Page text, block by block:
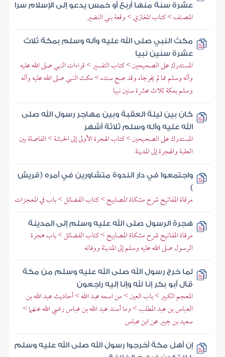
عشرة سنة منها أربع أو خمس يدعو إلى الإسلام سرا
المصنف > كتاب المغازي > وقعة بني النضير
مكث النبي صلى الله عليه وآله وسلم بمكة ثلاث
عشرة سنين نبيا
المستدرك على الصحيحين > كتاب التفسير > قراءات النبي صلى الله عليه
وآله وسلم مما لم يخرجاه وقد صح سنده > مكث النبي صلى الله عليه وآله
وسلم بمكة ثلاث عشرة سنين نبيا
كان بين ليلة العقبة وبين مهاجر رسول الله صلى
الله عليه وآله وسلم ثلاثة أشهر
المستدرك على الصحيحين > كتاب الهجرة الأولى إلى الحبشة > الفاصلة بين
العقبة والهجرة إلى المدينة
واجتمعوا في دار الندوة متشاورين في أمره (قريش
)
مرقاة المفاتيح شرح مشكاة المصابيح > كتاب الفضائل > باب في المعجزات
هجرة الرسول صلى الله عليه وسلم إلى المدينة
مرقاة المفاتيح شرح مشكاة المصابيح > كتاب الفضائل > باب هجرة
الرسول صلى الله عليه وسلم إلى المدينة ووفاته
لما خرج رسول الله صلى الله عليه وسلم من مكة
قال أبو بكر إنا لله وإنا إليه راجعون
المعجم الكبير > باب العين > من اسمه عبد الله > أحاديث عبد الله بن
العباس بن عبد المطلب > وما أسند عبد الله بن عباس رضي الله عنهما >
سعيد بن جبير عن ابن عباس
إن أهل مكة أخرجوا رسول الله صلى الله عليه وسلم